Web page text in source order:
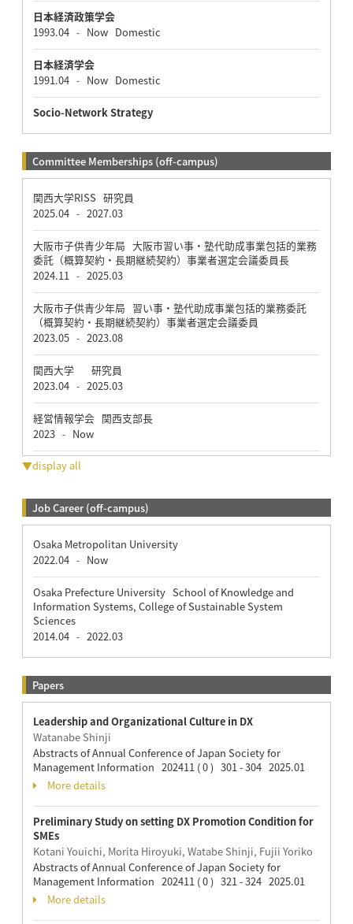
日本経済政策学会
1993.04 - NowDomestic
日本経済学会
1991.04 - NowDomestic
Socio-Network Strategy
Committee Memberships (off-campus)
関西大学RISS 研究員
2025.04 - 2027.03
大阪市子供青少年局 大阪市習い事・塾代助成事業包括的業務
委託（概算契約・長期継続契約）事業者選定会議委員長
2024.11
- 2025.03
大阪市子供青少年局 習い事・塾代助成事業包括的業務委託
（概算契約・長期継続契約）事業者選定会議委員
2023.05 - 2023.08
関西大学 研究員
2023.04 - 2025.03
経営情報学会 関西支部長
2023 - Now
▼display all
Job Career (off-campus)
Osaka Metropolitan University
2022.04 - Now
Osaka Prefecture University School of Knowledge and
Information Systems, College of Sustainable System
Sciences
2014.04 - 2022.03
Papers
Leadership and Organizational Culture in DX
Watanabe Shinji
Abstracts of Annual Conference of Japan Society for
Management Information 202411 ( 0 ) 301 - 304 2025.01
More details
Preliminary Study on setting DX Promotion Condition for
SMEs
Kotani Youichi, Morita Hiroyuki, Watabe Shinji, Fujii Yoriko
Abstracts of Annual Conference of Japan Society for
Management Information 202411 ( 0 ) 321 - 324 2025.01
More details